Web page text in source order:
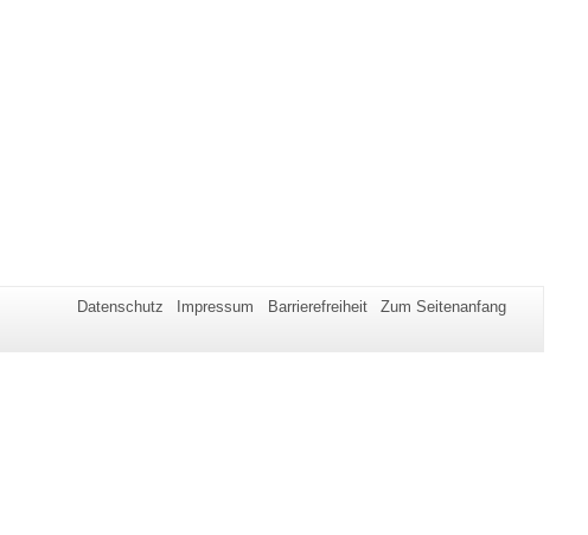
Datenschutz Impressum Barrierefreiheit Zum Seitenanfang